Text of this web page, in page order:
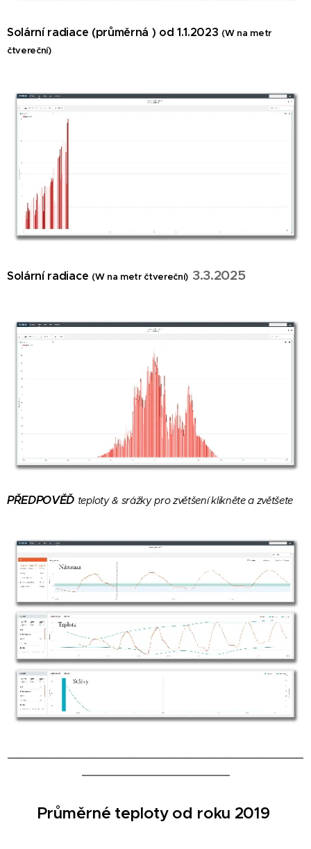
Solární radiace (průměrná ) od 1.1.2023 (W na metr
čtvereční)
Solární radiace (W na metr čtvereční) 3.3.2025
PŘEDPOVĚĎ teploty & srážkypro zvětšení klikněte a zvětšete
Průměrné teploty od roku 2019